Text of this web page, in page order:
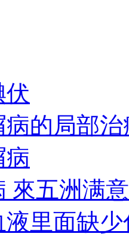
伏
的局部治
病
來五洲满意
里面缺少